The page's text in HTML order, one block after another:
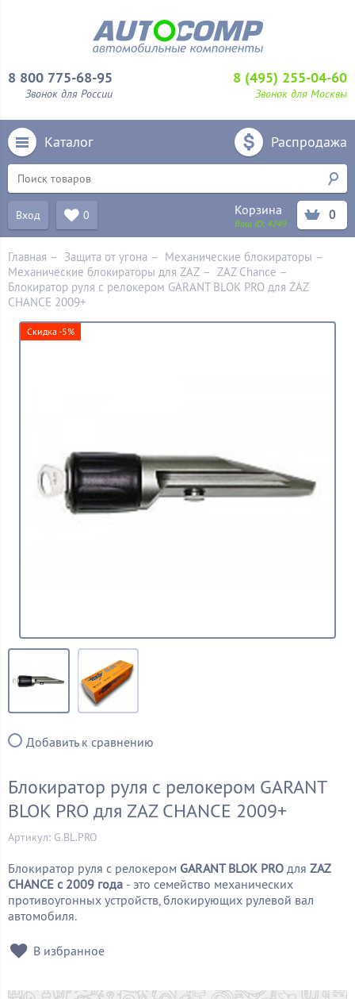
8 800 775-68-95
Звонок для России
8 (495) 255-04-60
Звонок для Москвы
Каталог Распродажа
Вход 0 Корзина
Ваш ID:4249
0
Главная – Защита от угона – Механические блoкираторы –
Механические блокираторы для ZAZ – ZAZ Chance –
Блокиратор руля с релокером GARANT BLOK PRO для ZAZ
CHANCE 2009+
Скидка -5%
Добавить к сравнению
Блокиратор руля с релокером GARANT
BLOK PRO для ZAZ CHANCE 2009+
Артикул: G.BL.PRO
Блокиратор руля с релокером GARANT BLOK PRO для ZAZ
CHANCE c 2009 года - это семейство механических
противоугонных устройств, блокирующих рулевой вал
автомобиля.
В избранное